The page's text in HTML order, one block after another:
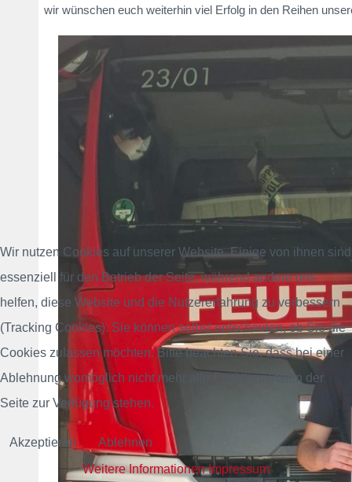
wir wünschen euch weiterhin viel Erfolg in den Reihen
Wir nutzen Cookies auf unserer Website. Einige von ihnen sind
essenziell für den Betrieb der Seite, während andere uns
helfen, diese Website und die Nutzererfahrung zu verbessern
(Tracking Cookies). Sie können selbst entscheiden, ob Sie die
Cookies zulassen möchten. Bitte beachten Sie, dass bei einer
Ablehnung womöglich nicht mehr alle Funktionalitäten der
Seite zur Verfügung stehen.
Akzeptieren
Ablehnen
Weitere Informationen Impressum